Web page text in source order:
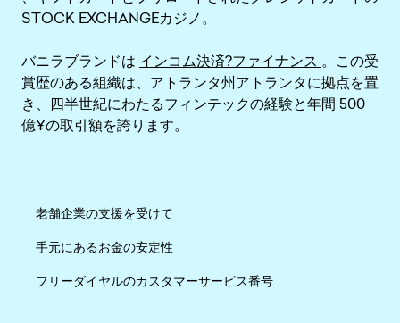
STOCK EXCHANGEカジノ。
バニラブランドは インコム決済?ファイナンス 。この受
賞歴のある組織は、アトランタ州アトランタに拠点を置
き、四半世紀にわたるフィンテックの経験と年間 500
億¥の取引額を誇ります。
老舗企業の支援を受けて
手元にあるお金の安定性
フリーダイヤルのカスタマーサービス番号